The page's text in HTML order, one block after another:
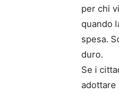
per chi
quando
spesa.
duro.
Se i
adottare